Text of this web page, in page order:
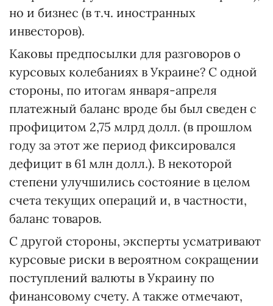
но и бизнес (в т.ч. иностранных
инвесторов).
Каковы предпосылки для разговоров о
курсовых колебаниях в Украине? С одной
стороны, по итогам января-апреля
платежный баланс вроде бы был сведен с
профицитом 2,75 млрд долл. (в прошлом
году за этот же период фиксировался
дефицит в 61 млн долл.). В некоторой
степени улучшились состояние в целом
счета текущих операций и, в частности,
баланс товаров.
С другой стороны, эксперты усматривают
курсовые риски в вероятном сокращении
поступлений валюты в Украину по
финансовому счету. А также отмечают,